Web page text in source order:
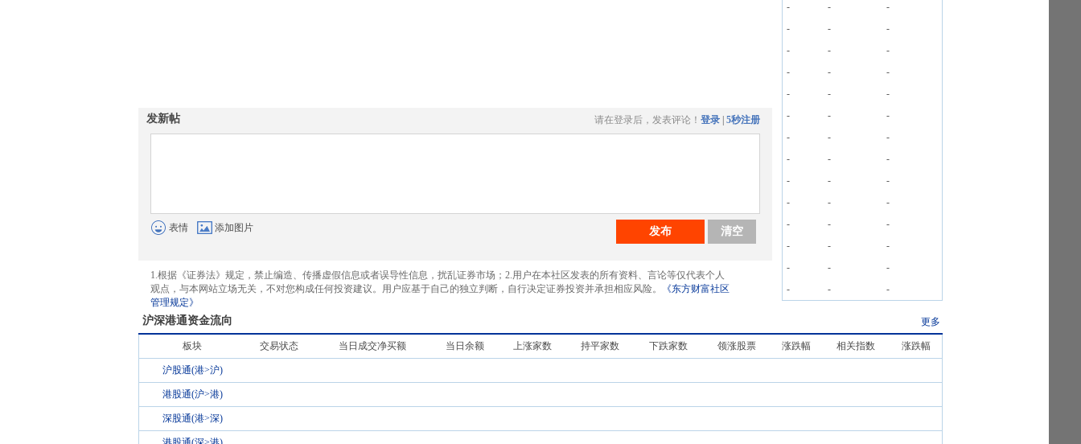
发新帖 请在登录后，发表评论！ 登录 5秒注册
表情 添加图片 发布 清空
1.根据《证券法》规定，禁止编造、传播虚假信息或者误导性信息，扰乱证券市场；2.用户在本社区发表的所有资料、言论等仅代表个人
观点，与本网站立场无关，不对您构成任何投资建议。用户应基于自己的独立判断，自行决定证券投资并承担相应风险。
《东方财富社区
管理规定》
-
-
-
-
-
-
-
-
-
-
-
-
-
-
-
-
-
-
-
-
-
-
-
-
-
-
-
-
-
-
-
-
-
-
-
-
-
-
-
-
- -
沪深港通资金流向 更多
板块 交易状态 当日成交净买额 当日余额 上涨家数 持平家数 下跌家数 领涨股票 涨跌幅 相关指数 涨跌幅
沪股通(港>沪)
港股通(沪>港)
深股通(港>深)